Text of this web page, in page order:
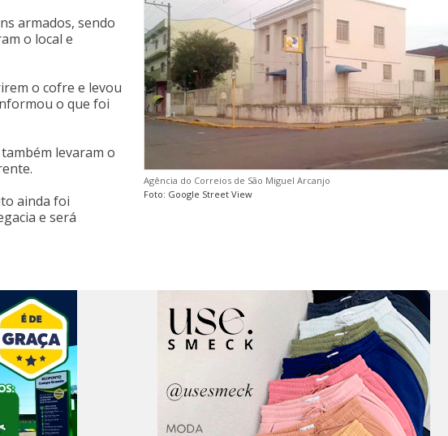
Agência do Correios de São Miguel Arcanjo
Foto: Google Street View
armados, sendo
o local e
o cofre e levou
o que foi
levaram o
ainda foi
e será